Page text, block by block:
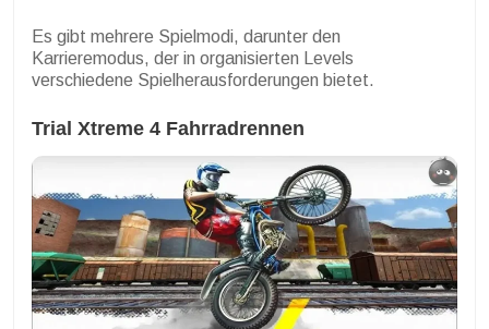
Es gibt mehrere Spielmodi, darunter den
Karrieremodus, der in organisierten Levels
verschiedene Spielherausforderungen bietet.
Trial Xtreme 4 Fahrradrennen